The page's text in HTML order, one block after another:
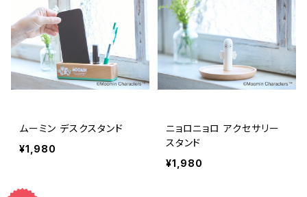
ムーミン デスクスタンド
¥1,980
ニョロニョロ アクセサリー
スタンド
¥1,980